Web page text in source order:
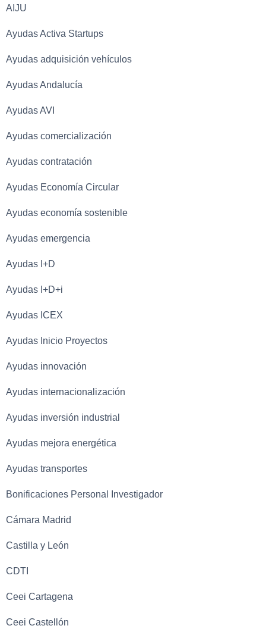
AIJU
Ayudas Activa Startups
Ayudas adquisición vehículos
Ayudas Andalucía
Ayudas AVI
Ayudas comercialización
Ayudas contratación
Ayudas Economía Circular
Ayudas economía sostenible
Ayudas emergencia
Ayudas I+D
Ayudas I+D+i
Ayudas ICEX
Ayudas Inicio Proyectos
Ayudas innovación
Ayudas internacionalización
Ayudas inversión industrial
Ayudas mejora energética
Ayudas transportes
Bonificaciones Personal Investigador
Cámara Madrid
Castilla y León
CDTI
Ceei Cartagena
Ceei Castellón